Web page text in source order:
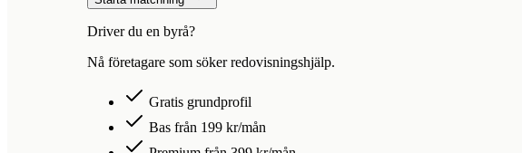
Driver du en byrå?
Nå företagare som söker redovisningshjälp.
Gratis grundprofil
Bas från 199 kr/mån